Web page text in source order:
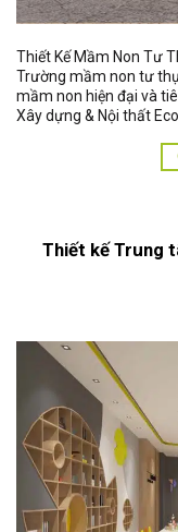
Thiết Kế Mầm Non Tư
Trường mầm non tư
mầm non hiện đại và
Xây dựng & Nội thất
Thiết kế Trung